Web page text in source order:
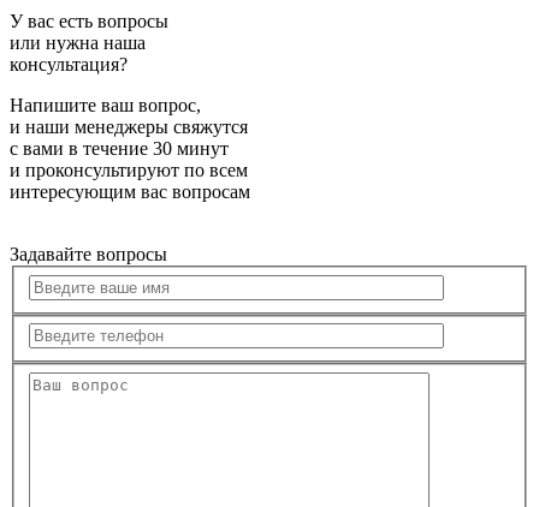
У вас есть вопросы
или нужна наша
консультация?
Напишите ваш вопрос,
и наши менеджеры свяжутся
с вами в течение 30 минут
и проконсультируют по всем
интересующим вас вопросам
Задавайте вопросы